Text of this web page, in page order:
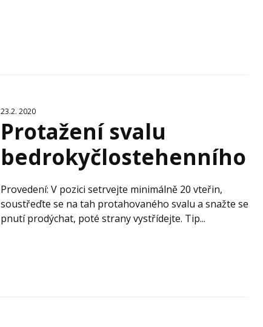
23.2. 2020
Protažení svalu
bedrokyčlostehenního
Provedení: V pozici setrvejte minimálně 20 vteřin,
soustřeďte se na tah protahovaného svalu a snažte se
pnutí prodýchat, poté strany vystřídejte. Tip...